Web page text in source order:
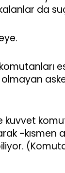
da
-kısmen